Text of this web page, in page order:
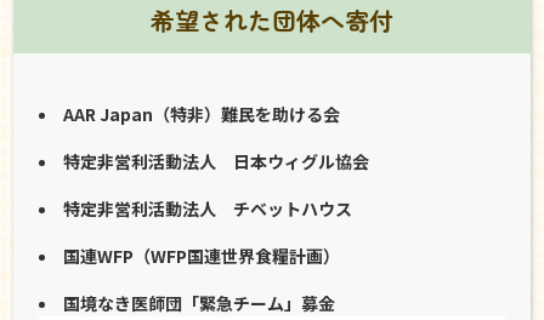
希望された団体へ寄付
AAR Japan（特非）難民を助ける会
特定非営利活動法人 日本ウィグル協会
特定非営利活動法人 チベットハウス
国連WFP（WFP国連世界食糧計画）
国境なき医師団「緊急チーム」募金